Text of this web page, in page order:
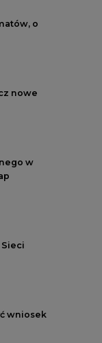
o
nowe
w
wniosek